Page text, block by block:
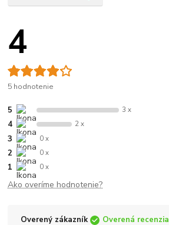
4
5 hodnotenie
5 3 x
4 2 x
3 0 x
2 0 x
1 0 x
Ako overíme hodnotenie?
Overený zákazník Overená recenzia